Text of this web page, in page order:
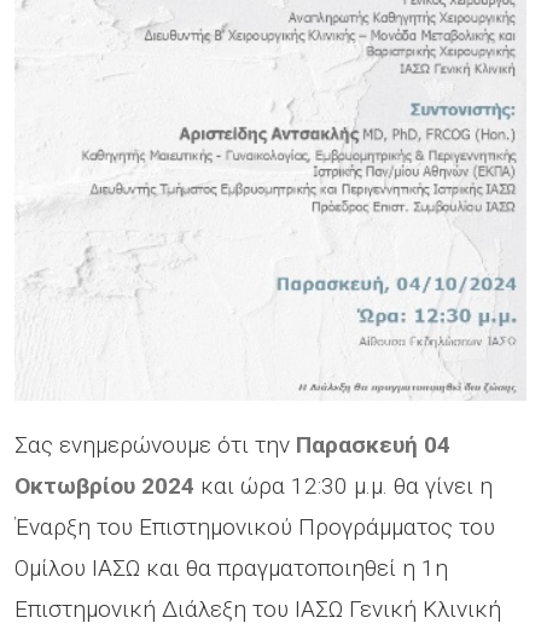
Σας ενημερώνουμε ότι την Παρασκευή 04
Οκτωβρίου 2024 και ώρα 12:30 μ.μ. θα γίνει η
Έναρξη του Επιστημονικού Προγράμματος του
Ομίλου ΙΑΣΩ και θα πραγματοποιηθεί η 1η
Επιστημονική Διάλεξη του ΙΑΣΩ Γενική Κλινική